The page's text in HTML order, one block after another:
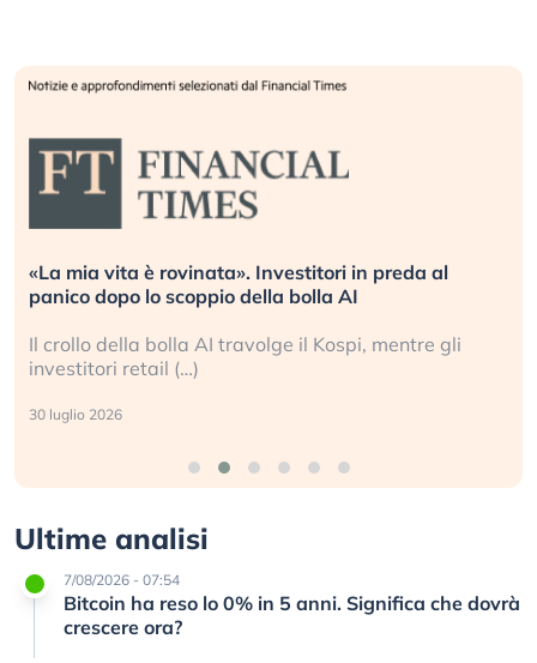
«La mia vita è rovinata». Investitori in preda al
panico dopo lo scoppio della bolla AI
Il crollo della bolla AI travolge il Kospi, mentre gli
investitori retail (…)
30 luglio 2026
Ultime analisi
7/08/2026 - 07:54
Bitcoin ha reso lo 0% in 5 anni. Significa che dovrà
crescere ora?